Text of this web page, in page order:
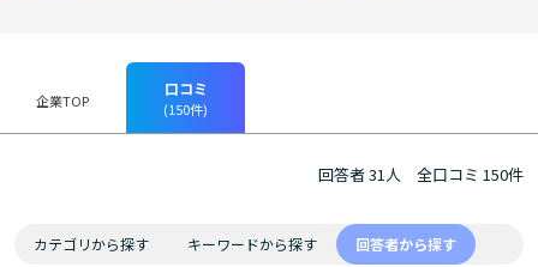
企業TOP
口コミ
(150件)
回答者 31人 全口コミ 150件
カテゴリから探す キーワードから探す 回答者から探す